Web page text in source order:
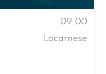
09.00
Locarnese